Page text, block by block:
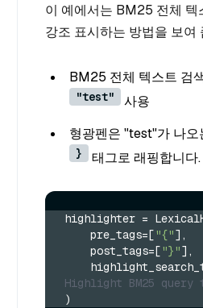
이 예에서는 BM25 전체 텍
강조 표시하는 방법을 보여
BM25 전체 텍스트 검
"test"
사용
형광펜은 "test"가 나오
} 태그로 래핑합니다.
highlighter =
    pre_tags=[
"{"],
    post_tags=[
"}"],
Highlight BM25 query
)